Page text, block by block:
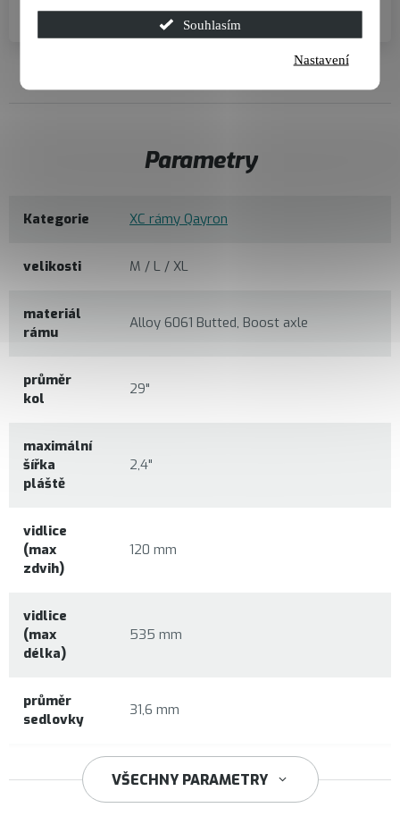
Souhlasím
Nastavení
Hlavové složení
Parametry
Kategorie XC rámy Qayron
velikosti M / L / XL
materiál
rámu
Alloy 6061 Butted, Boost axle
průměr
kol
29"
maximální
šířka
pláště
2,4"
vidlice
(max
zdvih)
120 mm
vidlice
(max
délka)
535 mm
průměr
sedlovky
31,6 mm
34,9 mm
VŠECHNY PARAMETRY